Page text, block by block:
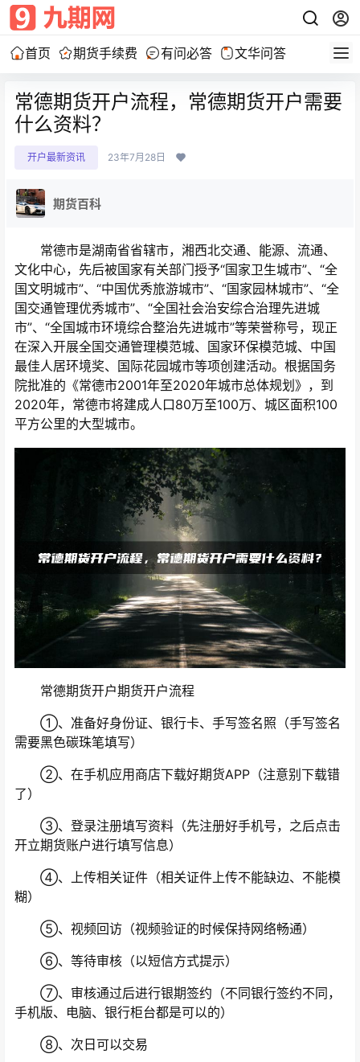
首页 期货手续费 有问必答 文华问答
常德期货开户流程，常德期货开户需要
什么资料？
开户最新资讯 23年7月28日
期货百科
常德市是湖南省省辖市，湘西北交通、能源、流通、
文化中心，先后被国家有关部门授予“国家卫生城市”、“全
国文明城市”、“中国优秀旅游城市”、“国家园林城市”、“全
国交通管理优秀城市”、“全国社会治安综合治理先进城
市”、“全国城市环境综合整治先进城市”等荣誉称号，现正
在深入开展全国交通管理模范城、国家环保模范城、中国
最佳人居环境奖、国际花园城市等项创建活动。根据国务
院批准的《常德市2001年至2020年城市总体规划》，到
2020年，常德市将建成人口80万至100万、城区面积100
平方公里的大型城市。
常德期货开户期货开户流程
①、准备好身份证、银行卡、手写签名照（手写签名
需要黑色碳珠笔填写）
②、在手机应用商店下载好期货APP（注意别下载错
了）
③、登录注册填写资料（先注册好手机号，之后点击
开立期货账户进行填写信息）
④、上传相关证件（相关证件上传不能缺边、不能模
糊）
⑤、视频回访（视频验证的时候保持网络畅通）
⑥、等待审核（以短信方式提示）
⑦、审核通过后进行银期签约（不同银行签约不同，
手机版、电脑、银行柜台都是可以的）
⑧、次日可以交易